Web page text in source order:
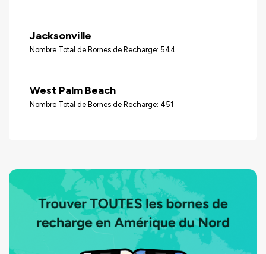
Jacksonville
Nombre Total de Bornes de Recharge: 544
West Palm Beach
Nombre Total de Bornes de Recharge: 451